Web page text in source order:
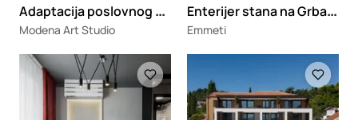
A
daptacija poslovnog prostora Preston
Modena Art Studio
E
nterijer stana na Grbavici
Emmeti
Loading